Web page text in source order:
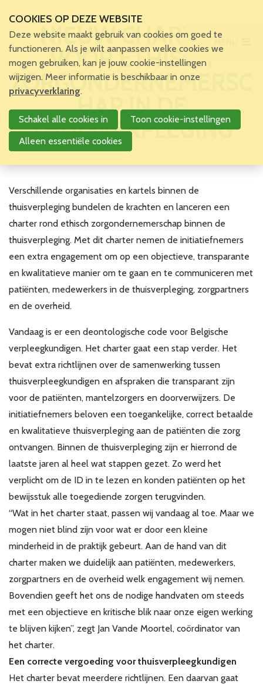
NIEUW CHARTER
VOOR ETHISCH
ZORGONDERNEMERSC
HAP IN DE
THUISVERPLEGING
Verschillende organisaties en kartels binnen de
thuisverpleging bundelen de krachten en lanceren een
charter rond ethisch zorgondernemerschap binnen de
thuisverpleging. Met dit charter nemen de initiatiefnemers
een extra engagement om op een objectieve, transparante
en kwalitatieve manier om te gaan en te communiceren met
patiënten, medewerkers in de thuisverpleging, zorgpartners
en de overheid.
Vandaag is er een deontologische code voor Belgische
verpleegkundigen. Het charter gaat een stap verder. Het
bevat extra richtlijnen over de samenwerking tussen
thuisverpleegkundigen en afspraken die transparant zijn
voor de patiënten, mantelzorgers en doorverwijzers. De
initiatiefnemers beloven een toegankelijke, correct betaalde
en kwalitatieve thuisverpleging aan de patiënten die zorg
ontvangen. Binnen de thuisverpleging zijn er hierrond de
laatste jaren al heel wat stappen gezet. Zo werd het
verplicht om de ID in te lezen en konden patiënten op het
bewijsstuk alle toegediende zorgen terugvinden.
“Wat in het charter staat, passen wij vandaag al toe. Maar we
mogen niet blind zijn voor wat er door een kleine
minderheid in de praktijk gebeurt. Aan de hand van dit
charter maken we duidelijk aan patiënten, medewerkers,
zorgpartners en de overheid welk engagement wij nemen.
Bovendien geeft het ons de nodige handvaten om steeds
met een objectieve en kritische blik naar onze eigen werking
te blijven kijken”, zegt Jan Vande Moortel, coördinator van
het charter.
Een correcte vergoeding voor thuisverpleegkundigen
Het charter bevat meerdere richtlijnen. Een daarvan gaat
Main Menu
Home
Voor patiënten en zorgverleners
Verpleegkundigen
VBZV Helpcenter
Nieuws
Zoekertjes
Nuttige links
Navormingen
Jaarlijks Congres
Over VBZV
Lid worden
Account
COOKIES OP DEZE WEBSITE
Deze website maakt gebruik van cookies om goed te
functioneren. Als je wilt aanpassen welke cookies we
mogen gebruiken, kan je jouw cookie-instellingen
wijzigen. Meer informatie is beschikbaar in onze
privacyverklaring.
Schakel alle cookies in
Toon cookie-instellingen
Alleen essentiële cookies